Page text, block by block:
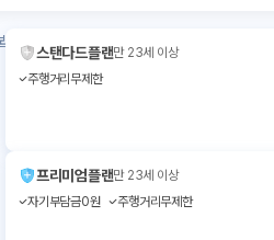
스탠다드플랜만 23세 이상
주행거리무제한
프리미엄플랜만 23세 이상
자기부담금0원
주행거리무제한